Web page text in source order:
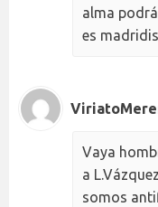
alma
es
Vaya
a
somos